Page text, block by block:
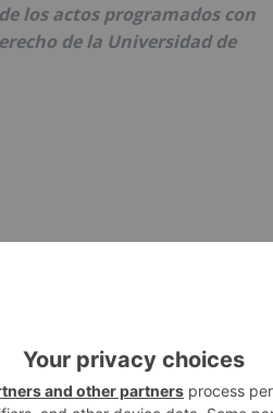
los actos programados con
de la Universidad de
la Ley de Amnistía", tendrá